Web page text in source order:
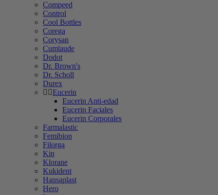
Compeed
Control
Cool Bottles
Corega
Corysan
Cumlaude
Dodot
Dr. Brown's
Dr. Scholl
Durex
Eucerin
Eucerin Anti-edad
Eucerin Faciales
Eucerin Corporales
Farmalastic
Femibion
Filorga
Kin
Klorane
Kukident
Hansaplast
Hero